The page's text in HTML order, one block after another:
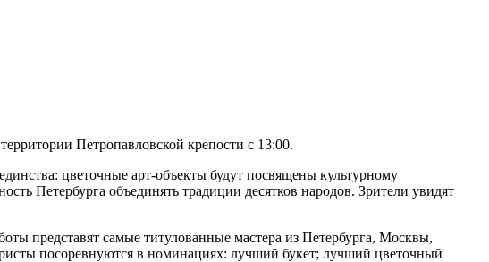
Петропавловской крепости с 13:00.
цветочные арт-объекты будут посвящены культурному
Петербурга объединять традиции десятков народов. Зрители увидят
представят самые титулованные мастера из Петербурга, Москвы,
посоревнуются в номинациях: лучший букет; лучший цветочный